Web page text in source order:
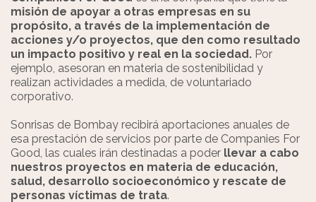
misión de apoyar a otras empresas en su
propósito, a través de la implementación de
acciones y/o proyectos, que den como resultado
un impacto positivo y real en la sociedad. Por
ejemplo, asesoran en materia de sostenibilidad y
realizan actividades a medida, de voluntariado
corporativo.
Sonrisas de Bombay recibirá aportaciones anuales de
esa prestación de servicios por parte de Companies For
Good, las cuales irán destinadas a poder llevar a cabo
nuestros proyectos en materia de educación,
salud, desarrollo socioeconómico y rescate de
personas víctimas de trata.